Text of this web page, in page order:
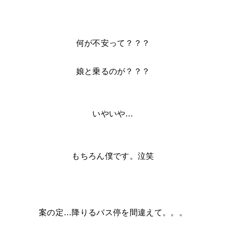
何が不安って？？？
娘と乗るのが？？？
いやいや…
もちろん僕です。泣笑
案の定…降りるバス停を間違えて。。。